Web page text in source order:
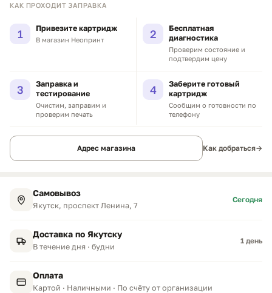
КАК ПРОХОДИТ ЗАПРАВКА
1 Привезите картридж
В магазин Неопринт 2
Бесплатная
диагностика
Проверим состояние и
подтвердим цену
3
Заправка и
тестирование
Очистим, заправим и
проверим печать
4
Заберите готовый
картридж
Сообщим о готовности по
телефону
Адрес магазина Как добраться→
Самовывоз
Якутск, проспект Ленина, 7
Сегодня
Доставка по Якутску
В течение дня · будни
1 день
Оплата
Картой · Наличными · По счёту от организации